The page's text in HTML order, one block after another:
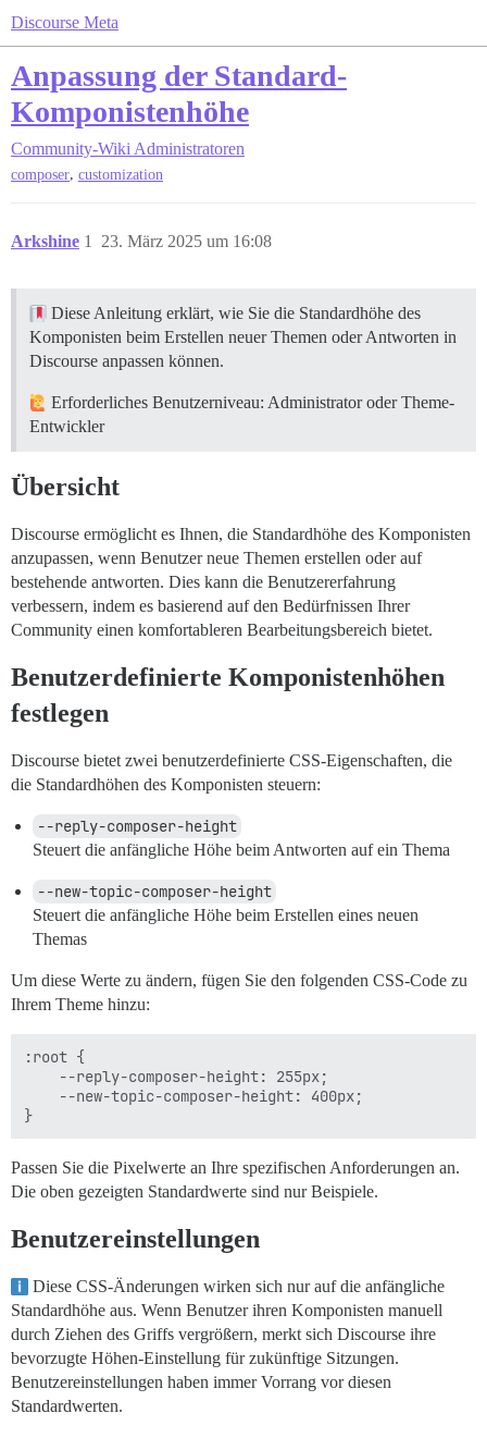
Discourse Meta
Anpassung der Standard-
Komponistenhöhe
Community-Wiki Administratoren
composer, customization
Arkshine 23. März 2025 um 16:08
1
Diese Anleitung erklärt, wie Sie die Standardhöhe des
Komponisten beim Erstellen neuer Themen oder Antworten in
Discourse anpassen können.
Erforderliches Benutzerniveau: Administrator oder Theme-
Entwickler
Übersicht
Discourse ermöglicht es Ihnen, die Standardhöhe des Komponisten
anzupassen, wenn Benutzer neue Themen erstellen oder auf
bestehende antworten. Dies kann die Benutzererfahrung
verbessern, indem es basierend auf den Bedürfnissen Ihrer
Community einen komfortableren Bearbeitungsbereich bietet.
Benutzerdefinierte Komponistenhöhen
festlegen
Discourse bietet zwei benutzerdefinierte CSS-Eigenschaften, die
die Standardhöhen des Komponisten steuern:
--reply-composer-height
Steuert die anfängliche Höhe beim Antworten auf ein Thema
--new-topic-composer-height
Steuert die anfängliche Höhe beim Erstellen eines neuen
Themas
Um diese Werte zu ändern, fügen Sie den folgenden CSS-Code zu
Ihrem Theme hinzu:
:root {
    --reply-composer-height: 255px;
    --new-topic-composer-height: 400px;
Passen Sie die Pixelwerte an Ihre spezifischen Anforderungen an.
Die oben gezeigten Standardwerte sind nur Beispiele.
Benutzereinstellungen
Diese CSS-Änderungen wirken sich nur auf die anfängliche
Standardhöhe aus. Wenn Benutzer ihren Komponisten manuell
durch Ziehen des Griffs vergrößern, merkt sich Discourse ihre
bevorzugte Höhen-Einstellung für zukünftige Sitzungen.
Benutzereinstellungen haben immer Vorrang vor diesen
Standardwerten.